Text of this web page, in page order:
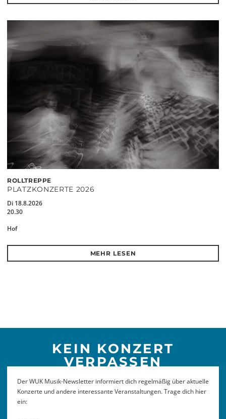
ROLLTREPPE
PLATZKONZERTE 2026
Di 18.8.2026
20.30
Hof
MEHR LESEN
KEIN KONZERT
VERPASSEN
Der WUK Musik-Newsletter informiert dich regelmäßig über aktuelle
Konzerte und andere interessante Veranstaltungen. Trage dich hier
ein: